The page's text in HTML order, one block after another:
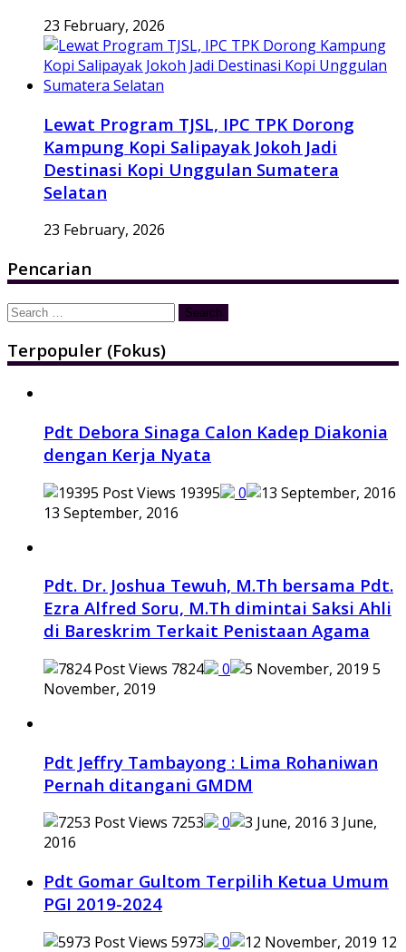
23 February, 2026
Lewat Program TJSL, IPC TPK Dorong
Kampung Kopi Salipayak Jokoh Jadi
Destinasi Kopi Unggulan Sumatera
Selatan
23 February, 2026
Pencarian
Search
Terpopuler (Fokus)
Pdt Debora Sinaga Calon Kadep Diakonia
dengan Kerja Nyata
19395
0
13 September, 2016
Pdt. Dr. Joshua Tewuh, M.Th bersama Pdt.
Ezra Alfred Soru, M.Th dimintai Saksi Ahli
di Bareskrim Terkait Penistaan Agama
7824 0
5
November, 2019
Pdt Jeffry Tambayong : Lima Rohaniwan
Pernah ditangani GMDM
7253 0
3 June,
2016
Pdt Gomar Gultom Terpilih Ketua Umum
PGI 2019-2024
5973 0
12